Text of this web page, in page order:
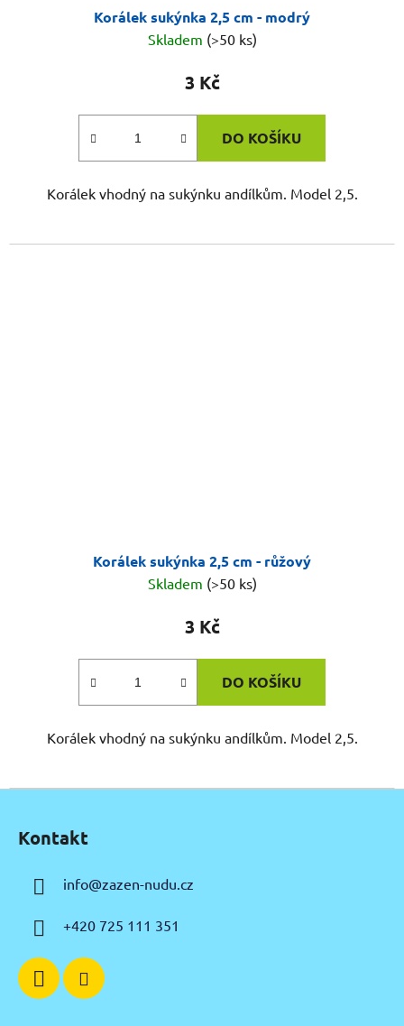
Korálek sukýnka 2,5 cm - modrý
Skladem (>50 ks)
3 Kč
DO KOŠÍKU
Korálek vhodný na sukýnku andílkům. Model 2,5.
Korálek sukýnka 2,5 cm - růžový
Skladem (>50 ks)
3 Kč
DO KOŠÍKU
Korálek vhodný na sukýnku andílkům. Model 2,5.
Kontakt
info@zazen-nudu.cz
+420 725 111 351